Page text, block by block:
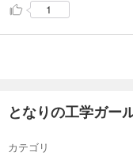
1
となりの工学ガー
カテゴリ